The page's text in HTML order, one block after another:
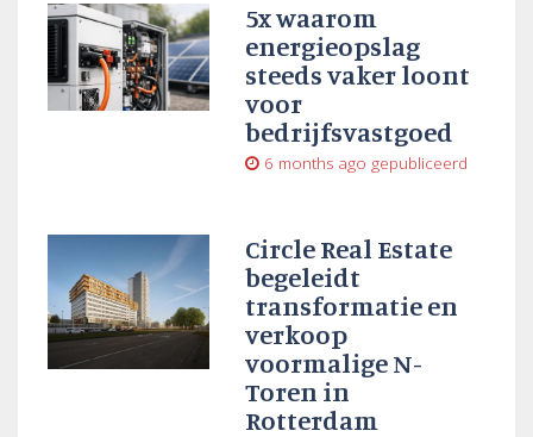
5x waarom
energieopslag
steeds vaker loont
voor
bedrijfsvastgoed
6 months ago gepubliceerd
Circle Real Estate
begeleidt
transformatie en
verkoop
voormalige N-
Toren in
Rotterdam